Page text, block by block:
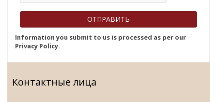
Information you submit to us is processed as per our
Privacy Policy.
Контактные лица